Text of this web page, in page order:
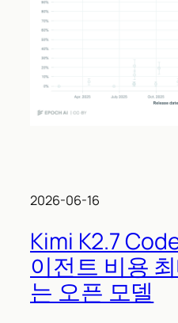
2026-06-16
Kimi K2.7
이전트 비용
는 오픈 모델